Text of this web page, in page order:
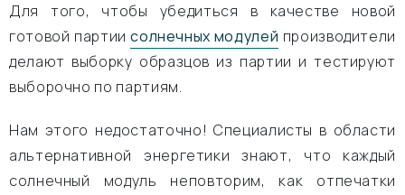
Для того, чтобы убедиться в качестве новой
готовой партиисолнечных модулей производители
делают выборку образцов из партии и тестируют
выборочно по партиям.
Нам этого недостаточно! Специалисты в области
альтернативной энергетики знают, что каждый
солнечный модуль неповторим, как отпечатки